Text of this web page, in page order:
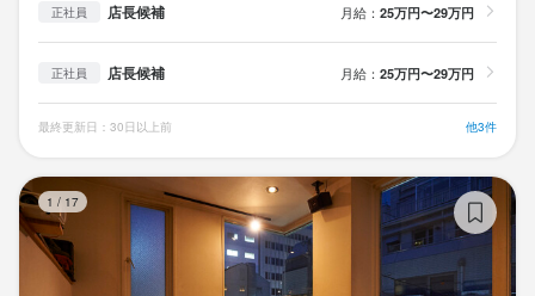
正社員 店長候補 月給： 25万円〜29万円
正社員 店長候補 月給： 25万円〜29万円
最終更新日：30日以上前 他3件
1 / 17